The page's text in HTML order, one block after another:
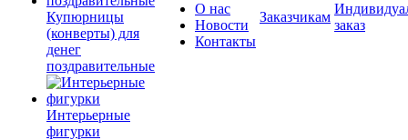
Купюрницы
(конверты) для
денег
поздравительные
Интерьерные
фигурки
О нас
Новости
Контакты
Заказчикам
заказ